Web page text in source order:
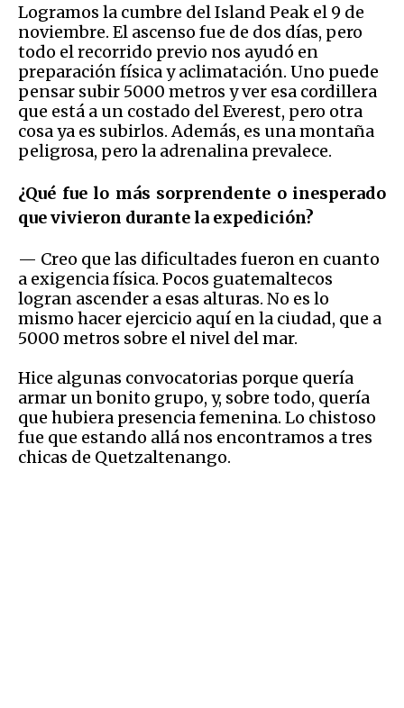
Logramos la cumbre del Island Peak el 9 de
noviembre. El ascenso fue de dos días, pero
todo el recorrido previo nos ayudó en
preparación física y aclimatación. Uno puede
pensar subir 5000 metros y ver esa cordillera
que está a un costado del Everest, pero otra
cosa ya es subirlos. Además, es una montaña
peligrosa, pero la adrenalina prevalece.
¿Qué fue lo más sorprendente o inesperado
que vivieron durante la expedición?
— Creo que las dificultades fueron en cuanto
a exigencia física. Pocos guatemaltecos
logran ascender a esas alturas. No es lo
mismo hacer ejercicio aquí en la ciudad, que a
5000 metros sobre el nivel del mar.
Hice algunas convocatorias porque quería
armar un bonito grupo, y, sobre todo, quería
que hubiera presencia femenina. Lo chistoso
fue que estando allá nos encontramos a tres
chicas de Quetzaltenango.